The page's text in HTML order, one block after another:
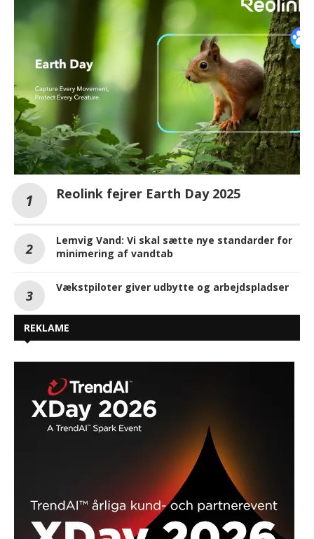
Reolink fejrer Earth Day 2025
Lemvig Vand: Vi skal sætte nye standarder for
minimering af vandtab
Vækstpiloter giver udbytte og arbejdspladser
REKLAME